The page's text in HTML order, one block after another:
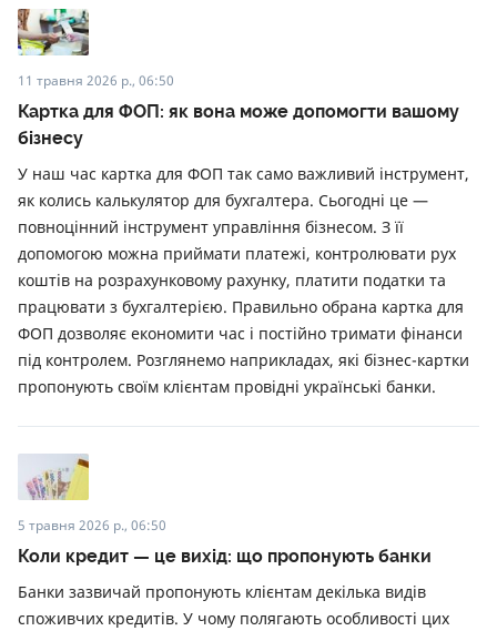
11 травня 2026 р., 06:50
Картка для ФОП: як вона може допомогти вашому
бізнесу
У наш час картка для ФОП так само важливий інструмент,
як колись калькулятор для бухгалтера. Сьогодні це —
повноцінний інструмент управління бізнесом. З її
допомогою можна приймати платежі, контролювати рух
коштів на розрахунковому рахунку, платити податки та
працювати з бухгалтерією. Правильно обрана картка для
ФОП дозволяє економити час і постійно тримати фінанси
під контролем. Розглянемо наприкладах, які бізнес-картки
пропонують своїм клієнтам провідні українські банки.
5 травня 2026 р., 06:50
Коли кредит — це вихід: що пропонують банки
Банки зазвичай пропонують клієнтам декілька видів
споживчих кредитів. У чому полягають особливості цих